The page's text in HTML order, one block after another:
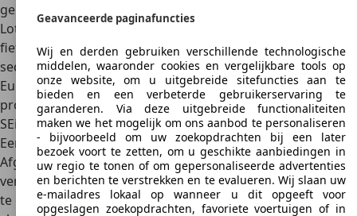
geproduceerd wordt vanaf 2000. De Megabusa is een
Lotus Seven van Britse makelij en voorzien van een
fietsmotor van 1299 cc, de Suzuki Hayabusa met een
sequentiële versnellingsbak en zes snelheden. In sommige
Europese landen mag de Magabusa zelfs zonder
problemen de weg op.
SEiGHT (S-8)
Een andere variant van de Lotus Seven is de SEiGHT.
Afgezien van een aantal visuele verschillen (zoals de
verhoging van de motorkap om de grote motor een plaats
te geven), gebruikt deze wagen hetzelfde 'widebody'
Geavanceerde paginafuncties
Wij en derden gebruiken verschillende technologische
middelen, waaronder cookies en vergelijkbare tools op
onze website, om u uitgebreide sitefuncties aan te
bieden en een verbeterde gebruikerservaring te
garanderen. Via deze uitgebreide functionaliteiten
maken we het mogelijk om ons aanbod te personaliseren
- bijvoorbeeld om uw zoekopdrachten bij een later
bezoek voort te zetten, om u geschikte aanbiedingen in
uw regio te tonen of om gepersonaliseerde advertenties
en berichten te verstrekken en te evalueren. Wij slaan uw
e-mailadres lokaal op wanneer u dit opgeeft voor
opgeslagen zoekopdrachten, favoriete voertuigen of in